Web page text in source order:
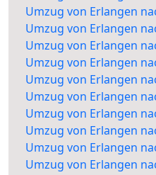
Umzug von Erlangen
Umzug von Erlangen
Umzug von Erlangen
Umzug von Erlangen
Umzug von Erlangen
Umzug von Erlangen
Umzug von Erlangen
Umzug von Erlangen
Umzug von Erlangen
Umzug von Erlangen